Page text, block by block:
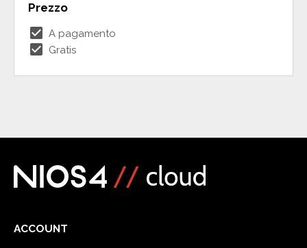
Prezzo
check_box A pagamento
check_box Gratis
ACCOUNT